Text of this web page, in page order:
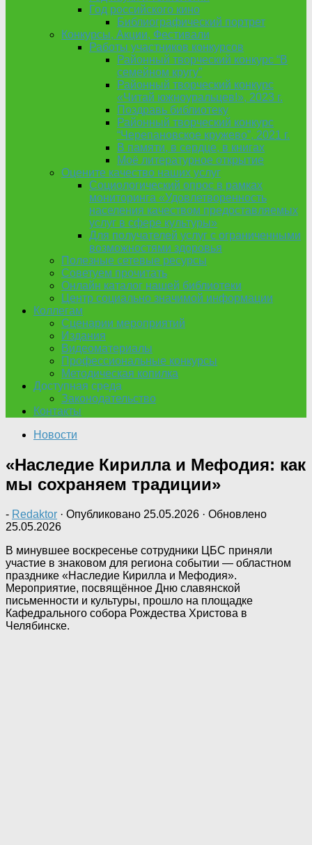
Год российского кино
Библиографический портрет
Конкурсы, Акции, Фестивали
Работы участников конкурсов
Районный творческий конкурс “В
семейном кругу”
Районный творческий конкурс
«Читай южноуральцев!», 2023 г.
Поздравь библиотеку
Районный творческий конкурс
“Черепановское кружево”, 2021 г.
В памяти, в сердце, в книгах
Моё литературное открытие
Оцените качество наших услуг
Социологический опрос в рамках
мониторинга «Удовлетворенность
населения качеством предоставляемых
услуг в сфере культуры»
Для получателей услуг с ограниченными
возможностями здоровья
Полезные сетевые ресурсы
Советуем прочитать
Онлайн каталог нашей библиотеки
Центр социально значимой информации
Коллегам
Сценарии мероприятий
Издания
Видеоматериалы
Профессиональные конкурсы
Методическая копилка
Доступная среда
Законодательство
Контакты
Новости
«Наследие Кирилла и Мефодия: как
мы сохраняем традиции»
- Redaktor · Опубликовано 25.05.2026 · Обновлено
25.05.2026
В минувшее воскресенье сотрудники ЦБС приняли
участие в знаковом для региона событии — областном
празднике «Наследие Кирилла и Мефодия».
Мероприятие, посвящённое Дню славянской
письменности и культуры, прошло на площадке
Кафедрального собора Рождества Христова в
Челябинске.